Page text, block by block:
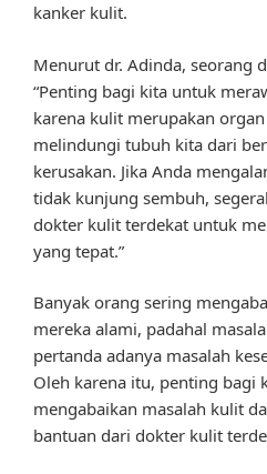
kanker kulit.
Menurut dr. Adinda, seorang
“Penting bagi kita untuk
karena kulit merupakan
melindungi tubuh kita dari
kerusakan. Jika Anda
tidak kunjung sembuh,
dokter kulit terdekat untuk
yang tepat.”
Banyak orang sering
mereka alami, padahal
pertanda adanya masalah
Oleh karena itu, penting bagi
mengabaikan masalah kulit
bantuan dari dokter kulit